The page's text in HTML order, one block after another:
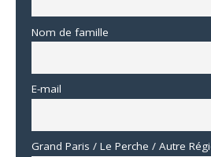
Nom de famille
E-mail
Grand Paris / Le Perche / Autre